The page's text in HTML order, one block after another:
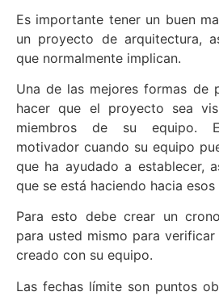
Es importante tener un buen
un proyecto de arquitectura,
que normalmente implican.
Una de las mejores formas de
hacer que el proyecto sea
miembros de su equipo.
motivador cuando su equipo
que ha ayudado a establecer,
que se está haciendo hacia
Para esto debe crear un
para usted mismo para
creado con su equipo.
Las fechas límite son puntos